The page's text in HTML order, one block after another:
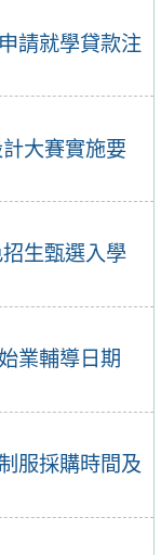
請就學貸款注
大賽實施要
生甄選入學
業輔導日期
服採購時間及